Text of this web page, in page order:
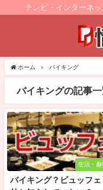
テレビ・インターネ
ホーム バイキング
バイキングの記事
生活・趣
バイキング？ビュッフェ